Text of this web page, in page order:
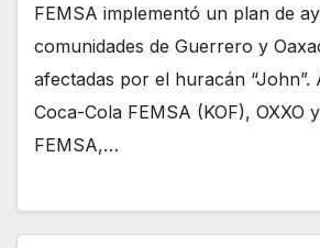
FEMSA implementó un plan de
comunidades de Guerrero y
afectadas por el huracán “John”.
Coca-Cola FEMSA (KOF), OXXO
FEMSA,…